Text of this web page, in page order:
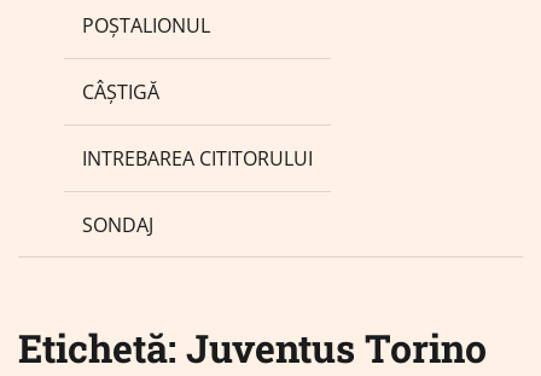
POȘTALIONUL
CÂȘTIGĂ
INTREBAREA CITITORULUI
SONDAJ
Etichetă: Juventus Torino